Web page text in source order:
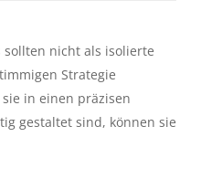
nicht als isolierte
Strategie
in einen präzisen
gestaltet sind, können sie